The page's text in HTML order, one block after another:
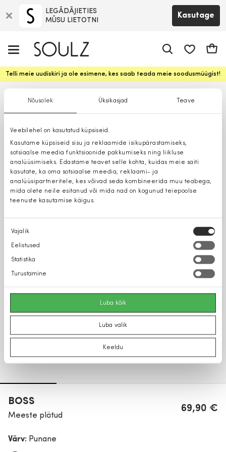
Nõusolek Üksikasjad Teave
Veebilehel on kasutatud küpsiseid.
Kasutame küpsiseid sisu ja reklaamide isikupärastamiseks,
sotsiaalse meedia funktsioonide pakkumiseks ning liikluse
analüüsimiseks. Edastame teavet selle kohta, kuidas meie saiti
kasutate, ka oma sotsiaalse meedia, reklaami- ja
analüüsipartneritele, kes võivad seda kombineerida muu teabega,
mida olete neile esitanud või mida nad on kogunud teiepoolse
teenuste kasutamise käigus.
Nõusoleku
valik
Vajalik
Eelistused
Statistika
Turustamine
Luba kõik
Luba valik
Keeldu
LEGĀDĀJIETIES
MŪSU LIETOTNI
Kasutage
Telli meie uudiskiri ja ole esimene, kes saab teada meie soodusmüügist!
BOSS
Meeste plätud
69,90 €
Värv: Punane